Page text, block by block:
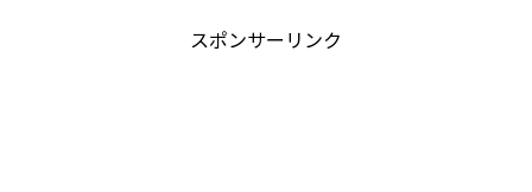
スポンサーリンク